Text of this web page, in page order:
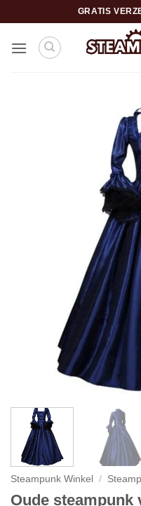
naar
inhoud
GRATIS
Steampunk Winkel /
Oude